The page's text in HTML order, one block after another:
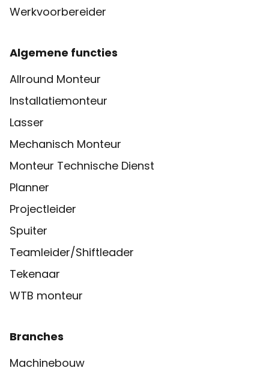
Werkvoorbereider
Algemene functies
Allround Monteur
Installatiemonteur
Lasser
Mechanisch Monteur
Monteur Technische Dienst
Planner
Projectleider
Spuiter
Teamleider/Shiftleader
Tekenaar
WTB monteur
Branches
Machinebouw